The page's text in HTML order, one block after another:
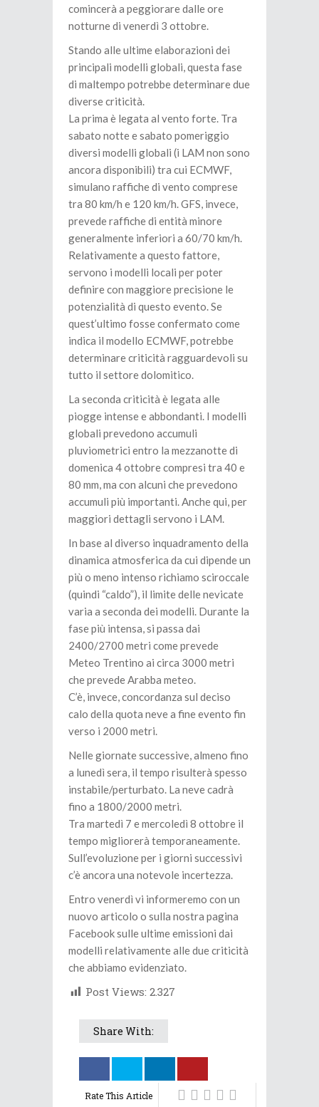
comincerà a peggiorare dalle ore
notturne di venerdì 3 ottobre.
Stando alle ultime elaborazioni dei
principali modelli globali, questa fase
di maltempo potrebbe determinare due
diverse criticità.
La prima è legata al vento forte. Tra
sabato notte e sabato pomeriggio
diversi modelli globali (i LAM non sono
ancora disponibili) tra cui ECMWF,
simulano raffiche di vento comprese
tra 80 km/h e 120 km/h. GFS, invece,
prevede raffiche di entità minore
generalmente inferiori a 60/70 km/h.
Relativamente a questo fattore,
servono i modelli locali per poter
definire con maggiore precisione le
potenzialità di questo evento. Se
quest’ultimo fosse confermato come
indica il modello ECMWF, potrebbe
determinare criticità ragguardevoli su
tutto il settore dolomitico.
La seconda criticità è legata alle
piogge intense e abbondanti. I modelli
globali prevedono accumuli
pluviometrici entro la mezzanotte di
domenica 4 ottobre compresi tra 40 e
80 mm, ma con alcuni che prevedono
accumuli più importanti. Anche qui, per
maggiori dettagli servono i LAM.
In base al diverso inquadramento della
dinamica atmosferica da cui dipende un
più o meno intenso richiamo sciroccale
(quindi “caldo”), il limite delle nevicate
varia a seconda dei modelli. Durante la
fase più intensa, si passa dai
2400/2700 metri come prevede
Meteo Trentino ai circa 3000 metri
che prevede Arabba meteo.
C’è, invece, concordanza sul deciso
calo della quota neve a fine evento fin
verso i 2000 metri.
Nelle giornate successive, almeno fino
a lunedì sera, il tempo risulterà spesso
instabile/perturbato. La neve cadrà
fino a 1800/2000 metri.
Tra martedì 7 e mercoledì 8 ottobre il
tempo migliorerà temporaneamente.
Sull’evoluzione per i giorni successivi
c’è ancora una notevole incertezza.
Entro venerdì vi informeremo con un
nuovo articolo o sulla nostra pagina
Facebook sulle ultime emissioni dai
modelli relativamente alle due criticità
che abbiamo evidenziato.
Post Views: 2.327
Share With:
Rate This Article